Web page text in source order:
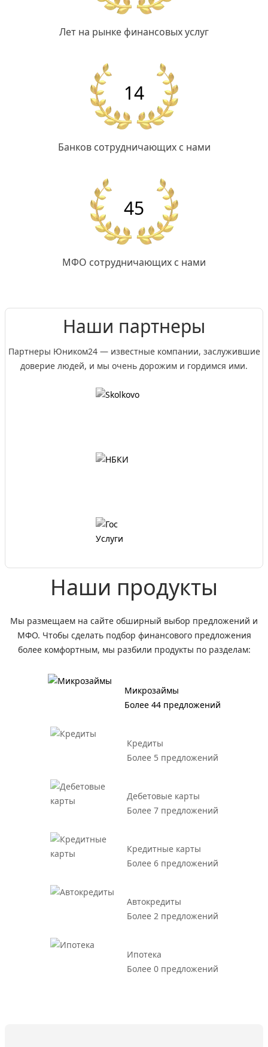
Лет на рынке финансовых услуг
14
Банков сотрудничающих с нами
45
МФО сотрудничающих с нами
Наши партнеры
Партнеры Юником24 — известные компании, заслужившие
доверие людей, и мы очень дорожим и гордимся ими.
Наши продукты
Мы размещаем на сайте обширный выбор предложений и
МФО. Чтобы сделать подбор финансового предложения
более комфортным, мы разбили продукты по разделам:
Микрозаймы
Более 44 предложений
Кредиты
Более 5 предложений
Дебетовые карты
Более 7 предложений
Кредитные карты
Более 6 предложений
Автокредиты
Более 2 предложений
Ипотека
Более 0 предложений